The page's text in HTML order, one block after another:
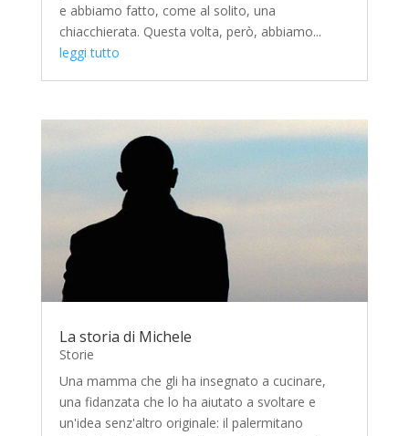
e abbiamo fatto, come al solito, una
chiacchierata. Questa volta, però, abbiamo...
leggi tutto
La storia di Michele
Storie
Una mamma che gli ha insegnato a cucinare,
una fidanzata che lo ha aiutato a svoltare e
un'idea senz'altro originale: il palermitano